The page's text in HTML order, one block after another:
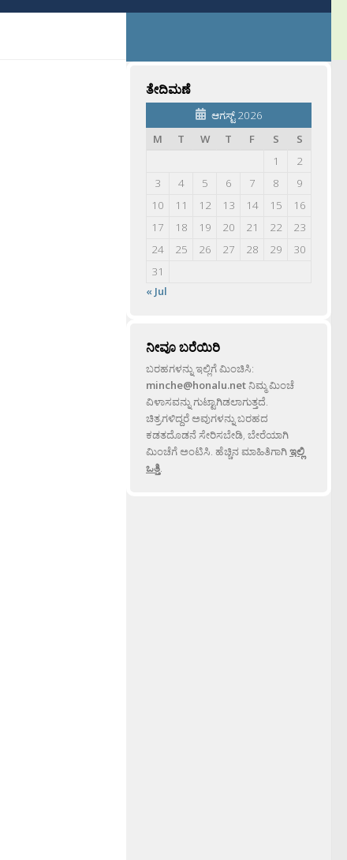
ತೇದಿಮಣೆ
ಆಗಸ್ಟ್ 2026
M
T W T F S
S
1
2
3
4 5 6 7 8
9
10
11 12 13 14 15
16
17
18 19 20 21 22
23
24
25 26 27 28 29
30
31
« Jul
ನೀವೂ ಬರೆಯಿರಿ
ಬರಹಗಳನ್ನು ಇಲ್ಲಿಗೆ ಮಿಂಚಿಸಿ:
minche@honalu.netನಿಮ್ಮ ಮಿಂಚೆ
ವಿಳಾಸವನ್ನು ಗುಟ್ಟಾಗಿಡಲಾಗುತ್ತದೆ.
ಚಿತ್ರಗಳಿದ್ದರೆ ಅವುಗಳನ್ನು ಬರಹದ
ಕಡತದೊಡನೆ ಸೇರಿಸಬೇಡಿ, ಬೇರೆಯಾಗಿ
ಮಿಂಚೆಗೆ ಅಂಟಿಸಿ. ಹೆಚ್ಚಿನ ಮಾಹಿತಿಗಾಗಿಇಲ್ಲಿ
ಒತ್ತಿ.